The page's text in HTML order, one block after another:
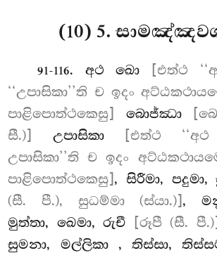
(10) 5.
91-116. අථඛො
[එත්ථ
‘‘උපාසිකා’’ති ච ඉදං
පාළිපොත්ථකෙසු]
බොජ්ඣා
සී.)]
උපාසිකා
[එත්ථ
උපාසිකා’’ති ච ඉදං
පාළිපොත්ථකෙසු], සිරීමා, පදුමා,
(සී. පී.), සුධම්මා (ස්යා.)],
මුත්තා, ඛෙමා, රුචී
[රූපී (සී. පී.)]
සුමනා, මල්ලිකා , තිස්සා,